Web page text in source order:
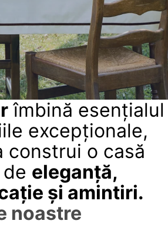
îmbină esențialul
excepționale,
construi o casă
eleganță,
și amintiri.
noastre